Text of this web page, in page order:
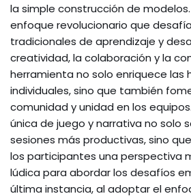
la simple construcción de
enfoque revolucionario que
tradicionales de aprendizaje y
creatividad, la colaboración y la
herramienta no solo enriquece las
individuales, sino que también
comunidad y unidad en los
única de juego y narrativa no solo
sesiones más productivas, sino
los participantes una perspectiva
lúdica para abordar los desafíos
última instancia, al adoptar el